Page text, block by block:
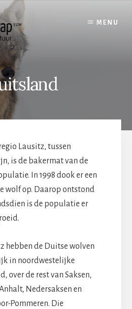
MENU
Lausitz, tussen
is de bakermat van de
In 1998 dook er een
wolf op. Daarop ontstond
is de populatie er
hebben de Duitse wolven
in noordwestelijke
over de rest van Saksen,
Nedersaksen en
Pommeren. Die